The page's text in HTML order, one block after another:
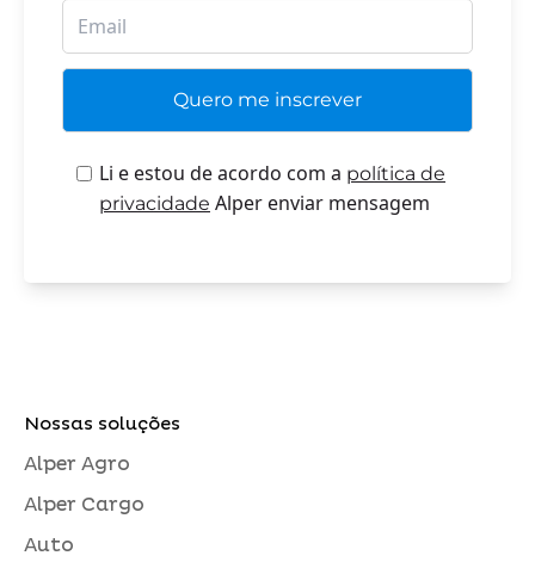
Li e estou de acordo com a política de
privacidade Alper enviar mensagem
Nossas soluções
Alper Agro
Alper Cargo
Auto